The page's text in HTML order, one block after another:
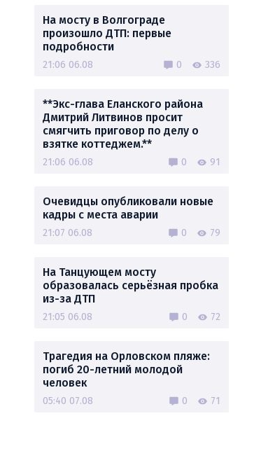
На мосту в Волгограде
произошло ДТП: первые
подробности
21:06 06.08 0 336
**Экс-глава Еланского района
Дмитрий Литвинов просит
смягчить приговор по делу о
взятке коттеджем.**
21:06 06.08 0 91
Очевидцы опубликовали новые
кадры с места аварии
21:07 06.08 0 79
На Танцующем мосту
образовалась серьёзная пробка
из-за ДТП
21:05 06.08 0 72
Трагедия на Орловском пляже:
погиб 20-летний молодой
человек
05:40 07.08 0 71